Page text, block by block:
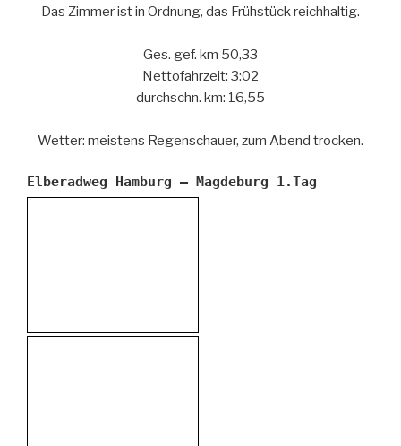
Das Zimmer ist in Ordnung, das Frühstück reichhaltig.
Ges. gef. km 50,33
Nettofahrzeit: 3:02
durchschn. km: 16,55
Wetter: meistens Regenschauer, zum Abend trocken.
Elberadweg Hamburg – Magdeburg 1.Tag